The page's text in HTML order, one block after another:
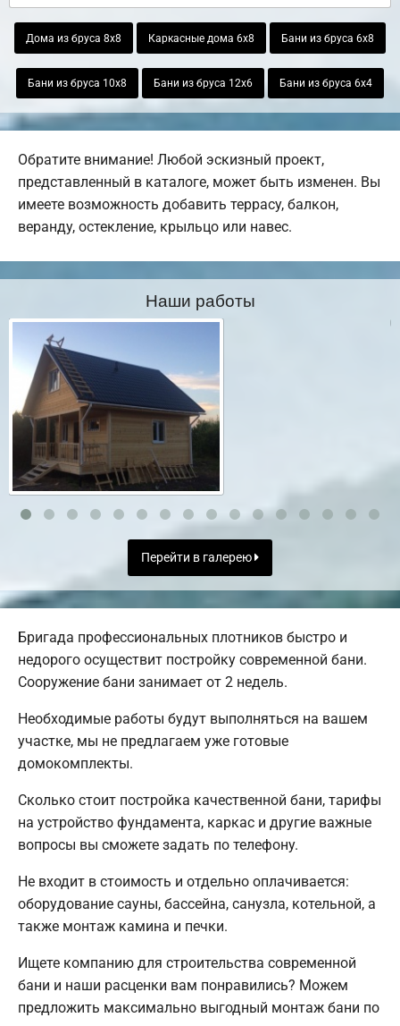
Дома из бруса 8х8 Каркасные дома 6х8 Бани из бруса 6х8
Бани из бруса 10х8 Бани из бруса 12х6 Бани из бруса 6х4
Обратите внимание! Любой эскизный проект,
представленный в каталоге, может быть изменен. Вы
имеете возможность добавить террасу, балкон,
веранду, остекление, крыльцо или навес.
Наши работы
Перейти в галерею
Бригада профессиональных плотников быстро и
недорого осуществит постройку современной бани.
Сооружение бани занимает от 2 недель.
Необходимые работы будут выполняться на вашем
участке, мы не предлагаем уже готовые
домокомплекты.
Сколько стоит постройка качественной бани, тарифы
на устройство фундамента, каркас и другие важные
вопросы вы сможете задать по телефону.
Не входит в стоимость и отдельно оплачивается:
оборудование сауны, бассейна, санузла, котельной, а
также монтаж камина и печки.
Ищете компанию для строительства современной
бани и наши расценки вам понравились? Можем
предложить максимально выгодный монтаж бани по